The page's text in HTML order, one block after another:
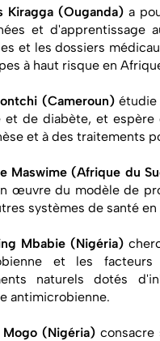
Kiragga (Ouganda) a
et d'apprentissage
et les dossiers
à haut risque en
(Cameroun)étudie
et de diabète, et espère
et à des traitements
Maswime (Afrique du
œuvre du modèle de
systèmes de santé
Mbabie (Nigéria)
et les
naturels dotés
antimicrobienne.
Mogo (Nigéria) consacre